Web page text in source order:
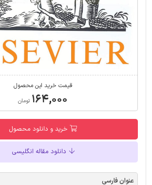
قیمت خرید این محصول
۱۶۴,۰۰۰ تومان
خرید و دانلود محصول
دانلود مقاله انگلیسی
عنوان فارسی